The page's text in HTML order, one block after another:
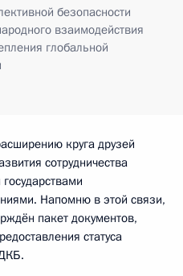
безопасности
взаимодействия
глобальной
круга друзей
сотрудничества
Напомню в этой связи,
пакет документов,
статуса